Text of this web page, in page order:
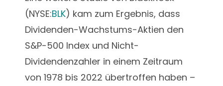
(NYSE:BLK) kam zum Ergebnis, dass
Dividenden-Wachstums-Aktien den
S&P-500 Index und Nicht-
Dividendenzahler in einem Zeitraum
von 1978 bis 2022 übertroffen haben –